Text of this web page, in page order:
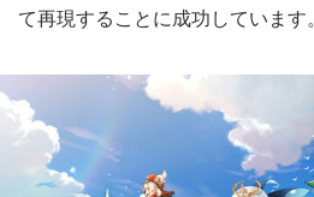
て再現することに成功しています。